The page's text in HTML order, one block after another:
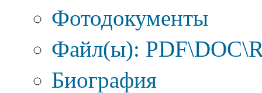
Фотодокументы
Файл(ы):
Биография